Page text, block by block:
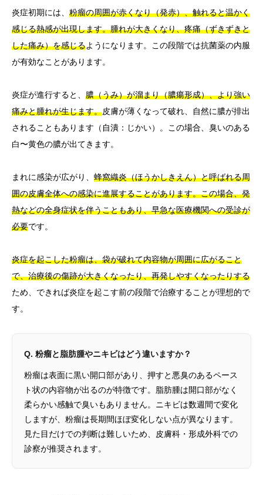
炎症初期には、 粉瘤の周囲が赤くなり（発赤）、触れると温かく
感じる熱感が出現します。腫れが大きくなり、疼痛（ずきずきと
した痛み）を感じるようになります。この段階では抗菌薬の内服
が有効なことがあります。
炎症が進行すると、 膿（うみ）が溜まり（膿瘍形成）、より強い
痛みと腫れが生じます。皮膚が薄くなって破れ、自然に膿が排出
されることもあります（自潰：じかい）。この場合、臭いのある
白〜黄色の膿が出てきます。
まれに感染が広がり、 蜂窩織炎（ほうかしきえん）と呼ばれる周
囲の皮膚全体への感染に進展することがあります。この場合、発
熱などの全身症状を伴うこともあり、早急な医療機関への受診が
必要です。
炎症を起こした粉瘤は、袋が破れて内容物が周囲に広がること
で、治療後の傷跡が大きくなったり、再発しやすくなったりする
ため、できれば炎症を起こす前の段階で治療することが理想的で
す。
Q. 粉瘤と脂肪腫やニキビはどう違いますか？
粉瘤は表面に黒い開口部があり、押すと悪臭のあるペース
ト状の内容物が出るのが特徴です。脂肪腫は開口部がなく
柔らかい感触で臭いもありません。ニキビは数週間で変化
しますが、粉瘤は長期間ほぼ変化しない点が異なります。
見た目だけでの判断は難しいため、皮膚科・形成外科での
診察が推奨されます。